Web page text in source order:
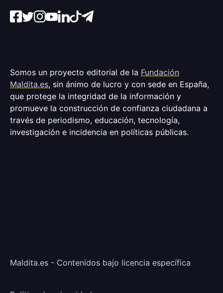
Somos un proyecto editorial de la Fundación
Maldita.es, sin ánimo de lucro y con sede en España,
que protege la integridad de la información y
promueve la construcción de confianza ciudadana a
través de periodismo, educación, tecnología,
investigación e incidencia en políticas públicas.
Maldita.es - Contenidos bajo licencia específica